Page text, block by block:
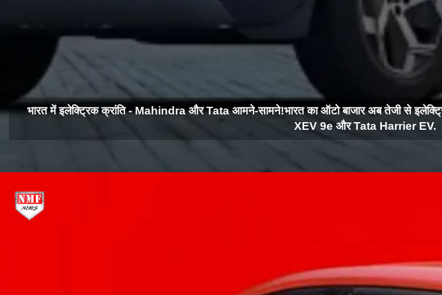
भारत में इलेक्ट्रिक क्रांति - Mahindra और Tata आमने-सामने! भारत का ऑटो बाजार अब तेजी से
XEV 9e और Tata Harrier EV.